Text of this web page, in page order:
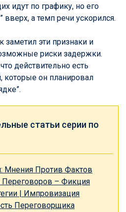
идут по графику, но его
вверх, а темп речи ускорился.
эти признаки и
риски задержки.
действительно есть
которые он планировал
статьи серии по
Мнения Против Фактов
Переговоров – Фикция
| Импровизация
Переговорщика